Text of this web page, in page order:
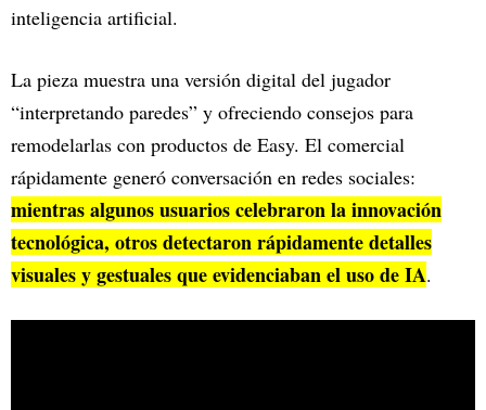
inteligencia artificial.
La pieza muestra una versión digital del jugador
“interpretando paredes” y ofreciendo consejos para
remodelarlas con productos de Easy. El comercial
rápidamente generó conversación en redes sociales:
mientras algunos usuarios celebraron la innovación
tecnológica, otros detectaron rápidamente detalles
visuales y gestuales que evidenciaban el uso de IA.